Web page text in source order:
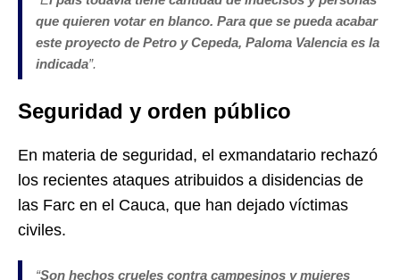
que quieren votar en blanco. Para que se pueda acabar
este proyecto de Petro y Cepeda, Paloma Valencia es la
indicada”.
Seguridad y orden público
En materia de seguridad, el exmandatario rechazó
los recientes ataques atribuidos a disidencias de
las Farc en el Cauca, que han dejado víctimas
civiles.
“Son hechos crueles contra campesinos y mujeres